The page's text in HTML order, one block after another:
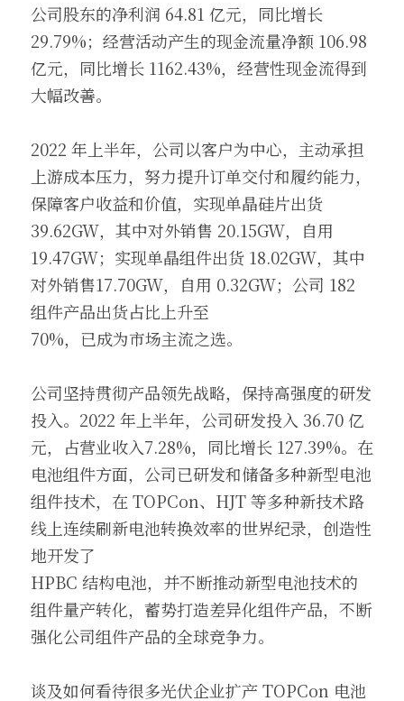
公司股东的净利润 64.81 亿元，同比增长
29.79%；经营活动产生的现金流量净额 106.98
亿元，同比增长 1162.43%，经营性现金流得到
大幅改善。
2022 年上半年，公司以客户为中心，主动承担
上游成本压力，努力提升订单交付和履约能力，
保障客户收益和价值，实现单晶硅片出货
39.62GW，其中对外销售 20.15GW，自用
19.47GW；实现单晶组件出货 18.02GW，其中
对外销售17.70GW，自用 0.32GW；公司 182
组件产品出货占比上升至
70%，已成为市场主流之选。
公司坚持贯彻产品领先战略，保持高强度的研发
投入。2022 年上半年，公司研发投入 36.70 亿
元，占营业收入7.28%，同比增长 127.39%。在
电池组件方面，公司已研发和储备多种新型电池
组件技术，在 TOPCon、HJT 等多种新技术路
线上连续刷新电池转换效率的世界纪录，创造性
地开发了
HPBC 结构电池，并不断推动新型电池技术的
组件量产转化，蓄势打造差异化组件产品，不断
强化公司组件产品的全球竞争力。
谈及如何看待很多光伏企业扩产 TOPCon 电池